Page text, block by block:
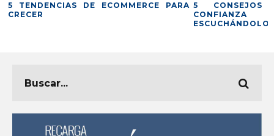
5 TENDENCIAS DE ECOMMERCE PARA
CRECER
5️
ESCUCHÁNDOLO